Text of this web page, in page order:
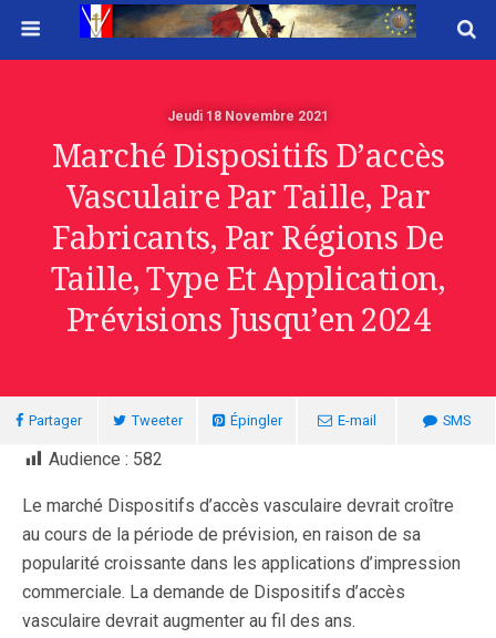
Jeudi 18 Novembre 2021
Marché Dispositifs D’accès
Vasculaire Par Taille, Par
Fabricants, Par Régions De
Taille, Type Et Application,
Prévisions Jusqu’en 2024
Partager Tweeter Épingler E-mail SMS
Audience : 582
Le marché Dispositifs d’accès vasculaire devrait croître
au cours de la période de prévision, en raison de sa
popularité croissante dans les applications d’impression
commerciale. La demande de Dispositifs d’accès
vasculaire devrait augmenter au fil des ans.